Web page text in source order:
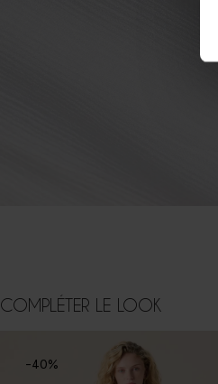
COMPLÉTER LE LOOK
-40%